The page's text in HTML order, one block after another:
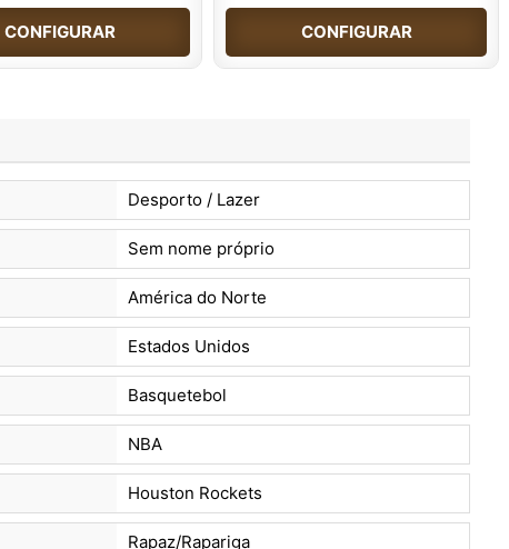
CONFIGURAR CONFIGURAR
Desporto / Lazer
Sem nome próprio
América do Norte
Estados Unidos
Basquetebol
NBA
Houston Rockets
Rapaz/Rapariga